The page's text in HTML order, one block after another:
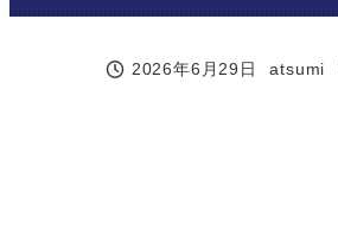
投稿日
2026年6月29日 atsumi